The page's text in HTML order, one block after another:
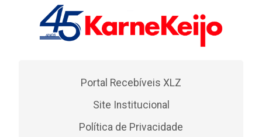
Portal Recebíveis XLZ
Site Institucional
Política de Privacidade